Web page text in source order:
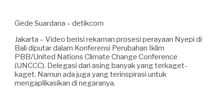
Gede Suardana – detikcom
Jakarta – Video berisi rekaman prosesi perayaan Nyepi di
Bali diputar dalam Konferensi Perubahan Iklim
PBB/United Nations Climate Change Conference
(UNCCC). Delegasi dari asing banyak yang terkaget-
kaget. Namun ada juga yang terinspirasi untuk
mengaplikasikan di negaranya.